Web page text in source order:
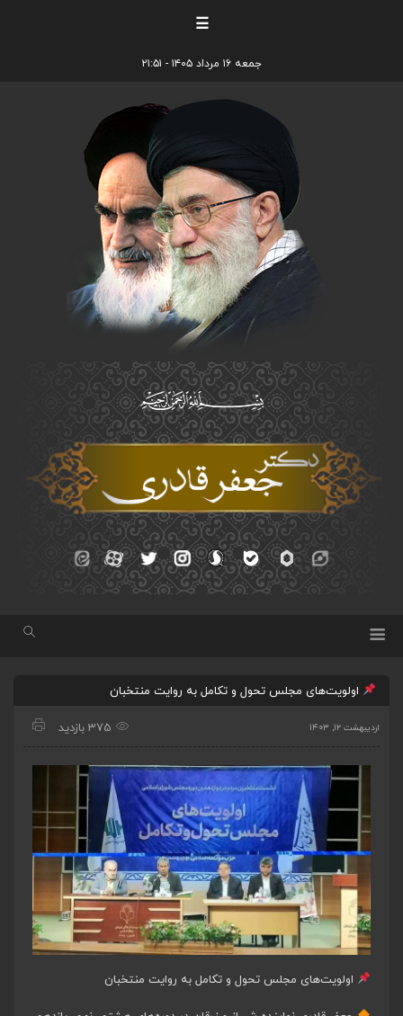
☰
جمعه ۱۶ مرداد ۱۴۰۵ - ۲۱:۵۱
اولویت‌های مجلس تحول و تکامل به روایت منتخبان
اردیبهشت ۱۲, ۱۴۰۳ 375 بازدید
اولویت‌های مجلس تحول و تکامل به روایت منتخبان